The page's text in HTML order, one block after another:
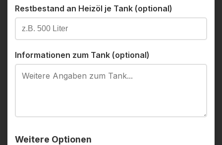
Restbestand an Heizöl je Tank (optional)
Informationen zum Tank (optional)
Weitere Optionen